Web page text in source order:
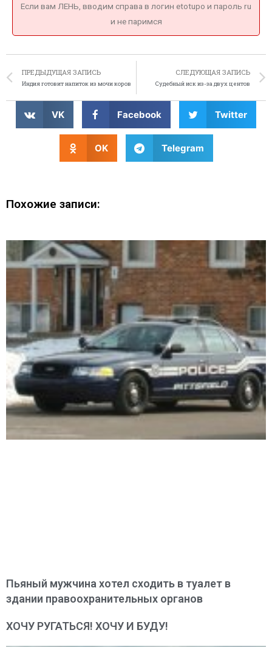
Если вам ЛЕНЬ, вводим справа в логин etotupo и пароль ru
и не паримся
ПРЕДЫДУЩАЯ ЗАПИСЬ
Индия готовит напиток из мочи коров
СЛЕДУЮЩАЯ ЗАПИСЬ
Судебный иск из-за двух центов
VK Facebook Twitter
OK Telegram
Похожие записи:
Пьяный мужчина хотел сходить в туалет в
здании правоохранительных органов
ХОЧУ РУГАТЬСЯ! ХОЧУ И БУДУ!